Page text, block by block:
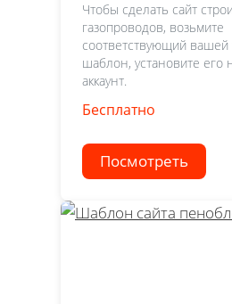
Чтобы сделать сайт
газопроводов, возьмите
соответствующий вашей
шаблон, установите его
аккаунт.
Бесплатно
Посмотреть